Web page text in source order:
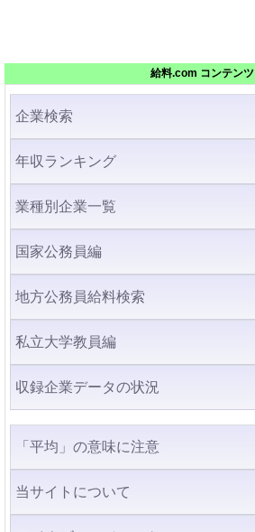
給料.com コンテンツ
企業検索
年収ランキング
業種別企業一覧
国家公務員編
地方公務員給料検索
私立大学教員編
収録企業データの状況
「平均」の意味に注意
当サイトについて